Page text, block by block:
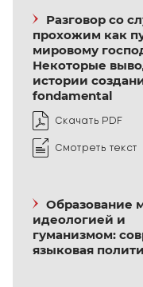
Разговор со
прохожим как
мировому
Некоторые
истории
fondamental
Скачать PDF
Смотреть текст
Образование
идеологией и
гуманизмом:
языковая